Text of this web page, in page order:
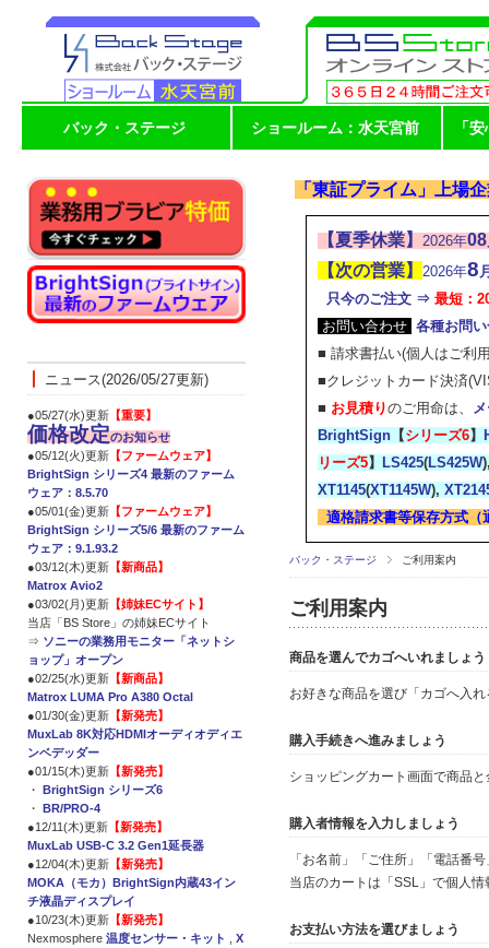
バック・ステージ ショールーム：水天宮前 「
「東証プライム」上場
【夏季休業】 2026年08
【次の営業】 2026年8
只今のご注文 ⇒ 最短：
お問い合わせ 各種お問
■ 請求書払い(個人はご利
■クレジットカード決済
■ お見積りのご用命は、
BrightSign 【シリーズ6】
リーズ5】 LS425(LS425W
XT1145(XT1145W),
適格請求書等保存方式（
バック・ステージ ご利用案内
ご利用案内
商品を選んでカゴへいれましょう
お好きな商品を選び「カゴへ入
購入手続きへ進みましょう
ショッピングカート画面で商品
購入者情報を入力しましょう
「お名前」「ご住所」「電話番
当店のカートは「SSL」で個人
お支払い方法を選びましょう
ニュース(2026/05/27更新)
●05/27(水)更新 【重要】
価格改定のお知らせ
●05/12(火)更新 【ファームウェア】
BrightSign シリーズ4 最新のファーム
ウェア：8.5.70
●05/01(金)更新 【ファームウェア】
BrightSign シリーズ5/6 最新のファーム
ウェア：9.1.93.2
●03/12(木)更新 【新商品】
Matrox Avio2
●03/02(月)更新 【姉妹ECサイト】
当店「BS Store」の姉妹ECサイト
⇒ ソニーの業務用モニター「ネットシ
ョップ」オープン
●02/25(水)更新 【新商品】
Matrox LUMA Pro A380 Octal
●01/30(金)更新 【新発売】
MuxLab 8K対応HDMIオーディオディエ
ンベデッダー
●01/15(木)更新 【新発売】
・ BrightSign シリーズ6
・ BR/PRO-4
●12/11(木)更新 【新発売】
MuxLab USB-C 3.2 Gen1延長器
●12/04(木)更新 【新発売】
MOKA（モカ）BrightSign内蔵43イン
チ液晶ディスプレイ
●10/23(木)更新 【新発売】
Nexmosphere 温度センサー・キット
X